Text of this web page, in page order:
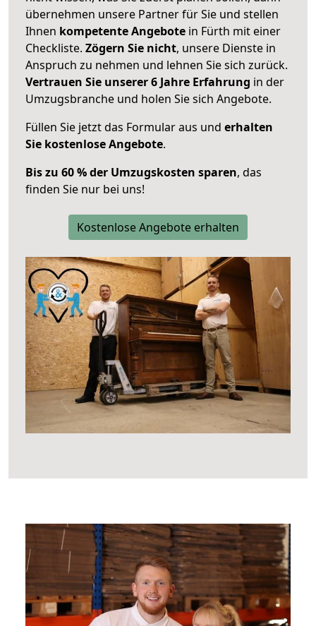
übernehmen unsere Partner für Sie und stellen
Ihnen kompetente Angebote in Fürth mit einer
Checkliste. Zögern Sie nicht, unsere Dienste in
Anspruch zu nehmen und lehnen Sie sich zurück.
Vertrauen Sie unserer 6 Jahre Erfahrung in der
Umzugsbranche und holen Sie sich Angebote.
Füllen Sie jetzt das Formular aus und erhalten
Sie kostenlose Angebote.
Bis zu 60 % der Umzugskosten sparen, das
finden Sie nur bei uns!
Kostenlose Angebote erhalten